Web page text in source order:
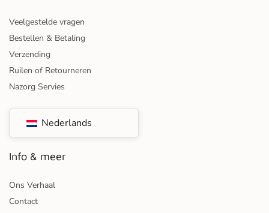
Veelgestelde vragen
Bestellen & Betaling
Verzending
Ruilen of Retourneren
Nazorg Servies
Nederlands
Info & meer
Ons Verhaal
Contact